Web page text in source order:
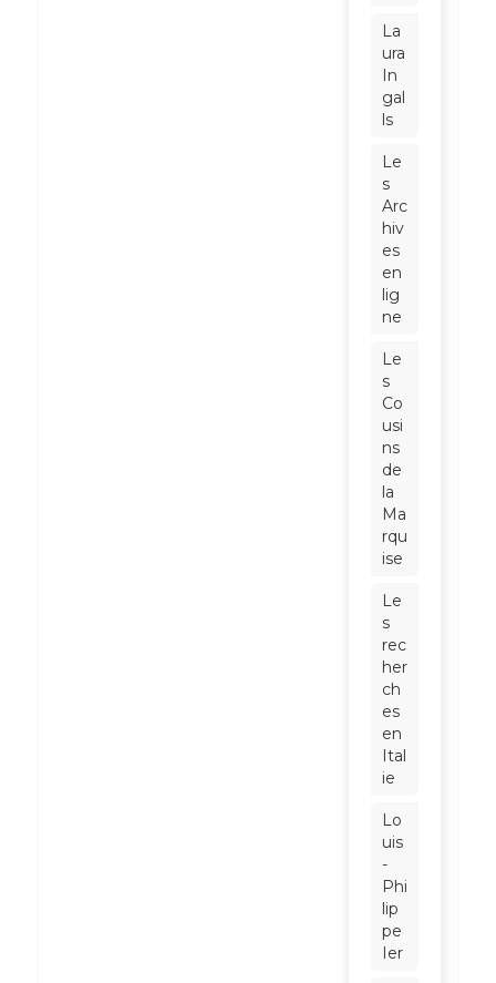
La
ura
In
gal
ls
Le
s
Arc
hiv
es
en
lig
ne
Le
s
Co
usi
ns
de
la
Ma
rqu
ise
Le
s
rec
her
ch
es
en
Ital
ie
Lo
uis
-
Phi
lip
pe
Ier